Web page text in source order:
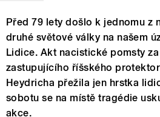
Před 79 lety došlo k jednomu z
druhé světové války na našem
Lidice. Akt nacistické pomsty
zastupujícího říšského
Heydricha přežila jen hrstka
sobotu se na místě tragédie
akce.